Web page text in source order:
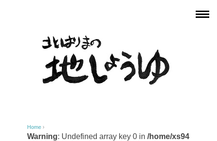
Home ›
Warning: Undefined array key 0 in /home/xs94